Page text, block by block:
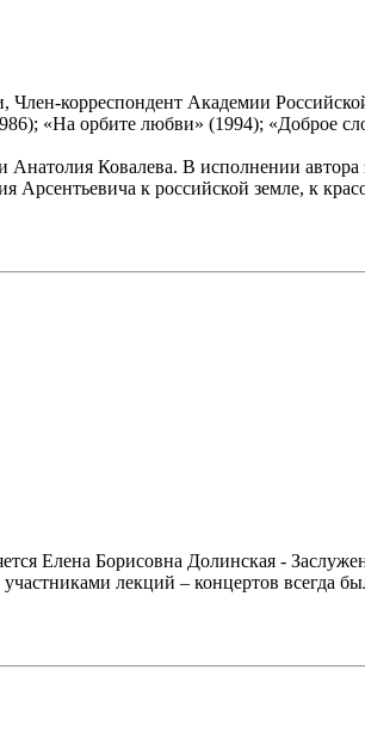
корреспондент Академии
«На орбите любви» (1994); «Доброе
Ковалева. В исполнении
к российской земле, к
Елена Борисовна Долинская -
лекций – концертов всегда